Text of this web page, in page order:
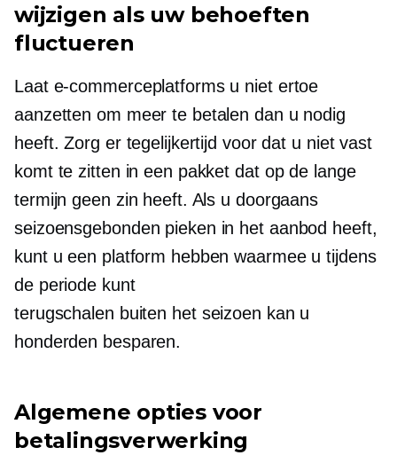
wijzigen als uw behoeften
fluctueren
Laat e-commerceplatforms u niet ertoe
aanzetten om meer te betalen dan u nodig
heeft. Zorg er tegelijkertijd voor dat u niet vast
komt te zitten in een pakket dat op de lange
termijn geen zin heeft. Als u doorgaans
seizoensgebonden pieken in het aanbod heeft,
kunt u een platform hebben waarmee u tijdens
de periode kunt
terugschalen buiten het seizoen kan u
honderden besparen.
Algemene opties voor
betalingsverwerking